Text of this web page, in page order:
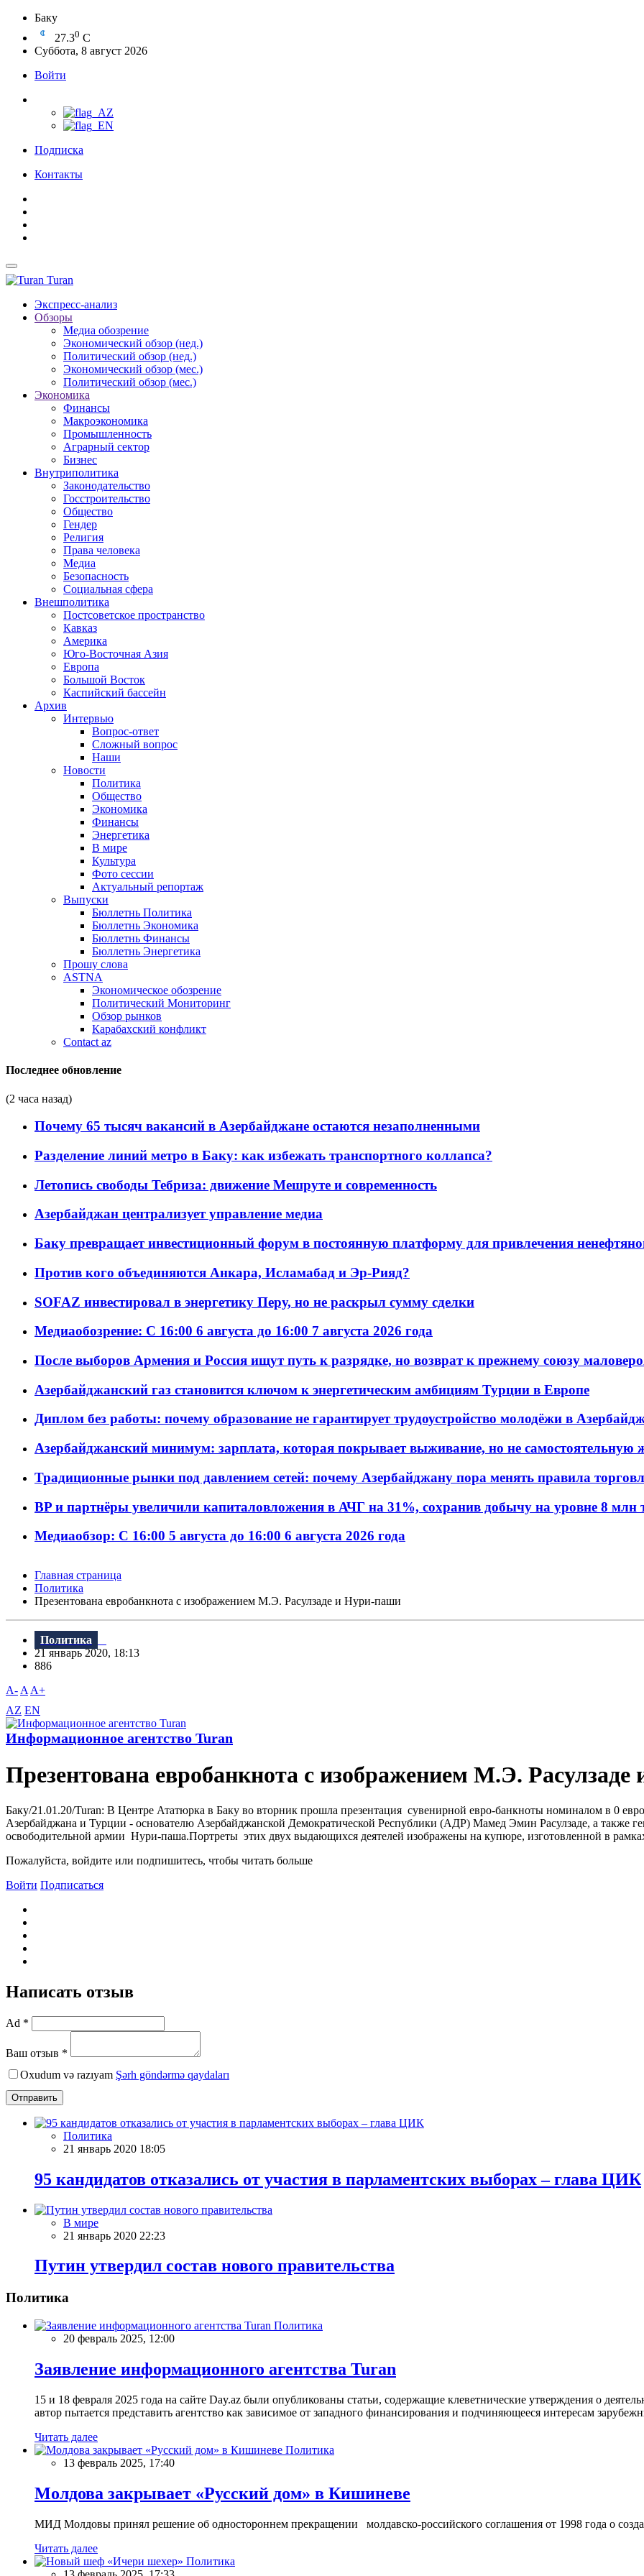
Баку
27.30 C
Суббота, 8 август 2026
Войти
Подписка
Контакты
Turan
Экспресс-анализ
Обзоры
Медиа обозрение
Экономический обзор (нед.)
Политический обзор (нед.)
Экономический обзор (мес.)
Политический обзор (мес.)
Экономика
Финансы
Макроэкономика
Промышленность
Аграрный сектор
Бизнес
Внутриполитика
Законодательство
Госстроительство
Общество
Гендер
Религия
Права человека
Медиа
Безопасность
Социальная сфера
Внешполитика
Постсоветское пространство
Кавказ
Америка
Юго-Восточная Азия
Европа
Большой Восток
Каспийский бассейн
Архив
Интервью
Вопрос-ответ
Сложный вопрос
Наши
Новости
Политика
Общество
Экономика
Финансы
Энергетика
В мире
Культура
Фото сессии
Актуальный репортаж
Выпуски
Бюллетнь Политика
Бюллетнь Экономика
Бюллетнь Финансы
Бюллетнь Энергетика
Прошу слова
ASTNA
Экономическое обозрение
Политический Мониторинг
Обзор рынков
Карабахский конфликт
Contact az
Последнее обновление
(2 часа назад)
Почему 65 тысяч вакансий в Азербайджане остаются незаполненными
Разделение линий метро в Баку: как избежать транспортного коллапса?
Летопись свободы Тебриза: движение Мешруте и современность
Азербайджан централизует управление медиа
Баку превращает инвестиционный форум в постоянную платформу для привлечения
Против кого объединяются Анкара, Исламабад и Эр-Рияд?
SOFAZ инвестировал в энергетику Перу, но не раскрыл сумму сделки
Медиаобозрение: С 16:00 6 августа до 16:00 7 августа 2026 года
После выборов Армения и Россия ищут путь к разрядке, но возврат к прежнему союзу
Азербайджанский газ становится ключом к энергетическим амбициям Турции в Европе
Диплом без работы: почему образование не гарантирует трудоустройство молодёжи в
Азербайджанский минимум: зарплата, которая покрывает выживание, но не самостоятельную
Традиционные рынки под давлением сетей: почему Азербайджану пора менять правила
BP и партнёры увеличили капиталовложения в АЧГ на 31%, сохранив добычу на уровне 8 млн
Медиаобзор: С 16:00 5 августа до 16:00 6 августа 2026 года
Главная страница
Политика
Презентована евробанкнота с изображением М.Э. Расулзаде и Нури-паши
Политика
21 январь 2020, 18:13
886
A- A A+
AZ EN
Информационное агентство Turan
Презентована евробанкнота с изображением М.Э.
Баку/21.01.20/Turan: В Центре Ататюрка в Баку во вторник прошла презентация сувенирной евро-банкноты номиналом в 0
Азербайджана и Турции - основателю Азербайджанской Демократической Республики (АДР) Мамед Эмин Расулзаде, а также
освободительной армии Нури-паша.Портреты этих двух выдающихся деятелей изображены на купюре, изготовленной в
Пожалуйста, войдите или подпишитесь, чтобы читать больше
Войти Подписаться
Написать отзыв
Ad *
Ваш отзыв *
Oxudum və razıyam Şərh göndərmə qaydaları
Отправить
Политика
21 январь 2020 18:05
95 кандидатов отказались от участия в парламентских выборах – глава ЦИК
В мире
21 январь 2020 22:23
Путин утвердил состав нового правительства
Политика
Политика
20 февраль 2025, 12:00
Заявление информационного агентства Turan
15 и 18 февраля 2025 года на сайте Day.az были опубликованы статьи, содержащие клеветнические утверждения о
автор пытается представить агентство как зависимое от западного финансирования и подчиняющееся интересам
Читать далее
Политика
13 февраль 2025, 17:40
Молдова закрывает «Русский дом» в Кишиневе
МИД Молдовы принял решение об одностороннем прекращении молдавско-российского соглашения от 1998 года о
Читать далее
Политика